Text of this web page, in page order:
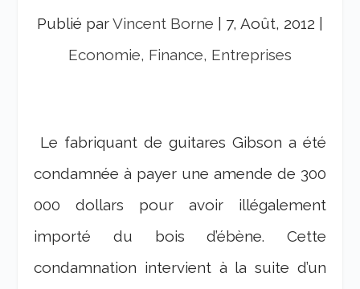
Publié parVincent Borne 7, Août, 2012
Economie, Finance, Entreprises
Le fabriquant de guitares Gibson a été
condamnée à payer une amende de 300
000 dollars pour avoir illégalement
importé du bois d’ébène. Cette
condamnation intervient à la suite d’un